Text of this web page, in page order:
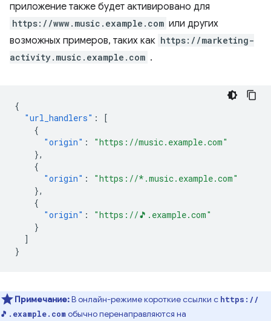
приложение также будет активировано для
https://www.music.example.com или других
возможных примеров, таких как https://marketing-
activity.music.example.com .
{
"url_handlers" :
[
{
"origin" :
"https://music.example.com"
},
{
"origin" :
"https://*.music.example.com"
},
{
"origin" :
"https://🎵.example.com"
}
]
}
Примечание:В онлайн-режиме короткие ссылки с https://
🎵.example.comобычно перенаправляются на